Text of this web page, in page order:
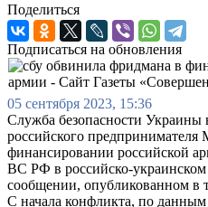
Поделиться
Подписаться на обновления
05 сентября 2023, 15:36
Служба безопасности Украины
российского
финансировании российской
ВС РФ в российско-украинском
сообщении, опубликованном в
С начала конфликта, по